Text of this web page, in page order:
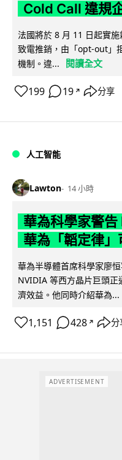
Cold Call 違規
法國將於 8 月 11 日起實
致電推銷，由「opt-out」
機制。違...
閱讀全文
199 19 ↗ 分享
人工智能
Lawton 14 小時
華為科學家警
華為「韜定律
華為半導體首席科學家廖
NVIDIA 等西方晶片巨頭
濟效益。他同時介紹華為...
1,151 428 ↗ 分
ADVERTISEMENT